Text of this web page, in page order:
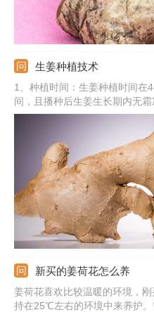
生姜种植技术
1、种植时间：生姜种植时间
间，且播种后生姜生长期内无
进行消毒和催芽，使其生长出
30cm，并施入腐熟的农家肥
覆盖细沙土。播种后适当浇水
新买的姜荷花怎么养
姜荷花喜欢比较温暖的环境，
持在25℃左右的环境中来养护。